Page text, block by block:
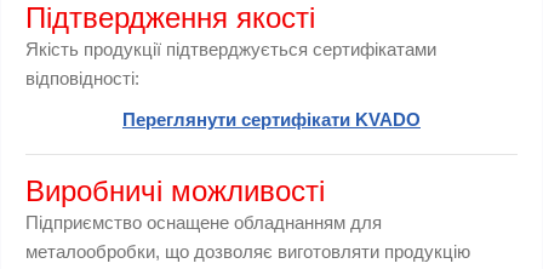
Підтвердження якості
Якість продукції підтверджується сертифікатами
відповідності:
Переглянути сертифікати KVADO
Виробничі можливості
Підприємство оснащене обладнанням для
металообробки, що дозволяє виготовляти продукцію